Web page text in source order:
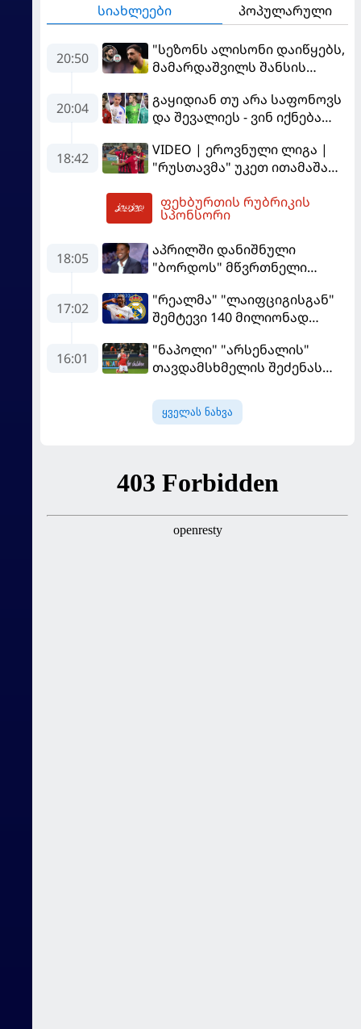
სიახლეები პოპულარული
20:50
"სეზონს ალისონი დაიწყებს,
მამარდაშვილს შანსის
მოთმინება სჭირდება,
რომელსაც 100%-ით
"ლივერპულის" ყოფილმა
მეკარემ
20:04
გაყიდიან თუ არა საფონოვს
და შევალიეს - ვინ იქნება
18:42
VIDEO | ეროვნული ლიგა |
"რუსთავმა" უკეთ ითამაშა
მოიგო, "ტორპედომ" გვიან
გაიღვიძა...
ფეხბურთის რუბრიკის
სპონსორი
18:05
აპრილში დანიშნული
"ბორდოს" მწვრთნელი
17:02
"რეალმა" "ლაიფციგისგან"
შემტევი 140 მილიონად
16:01
"ნაპოლი" "არსენალის"
თავდამსხმელის შეძენას
ყველას ნახვა